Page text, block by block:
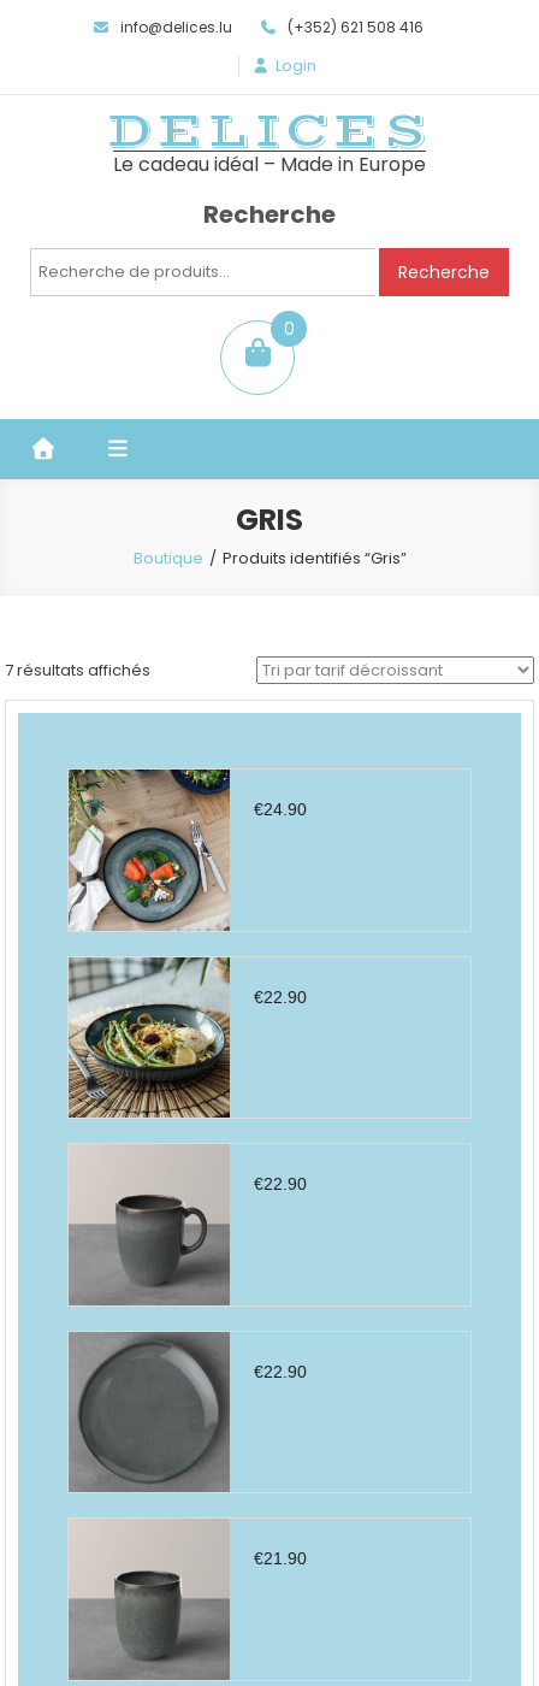
info@delices.lu (+352) 621 508 416
Login
DELICES
Le cadeau idéal – Made in Europe
Recherche
Recherche
Recherche
0
item
GRIS
Boutique Produits identifiés “Gris”
7 résultats affichés
par
€24.90
€22.90
€22.90
€22.90
€21.90